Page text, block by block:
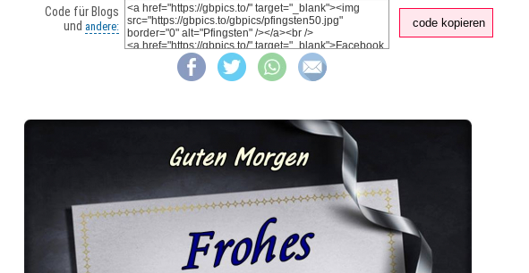
Code für Blogs
und andere: code kopieren